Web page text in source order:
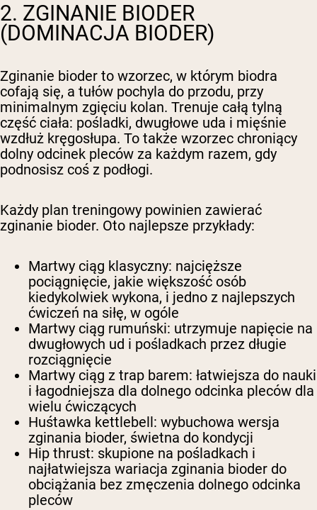
2. ZGINANIE BIODER
(DOMINACJA BIODER)
Zginanie bioder to wzorzec, w którym biodra
cofają się, a tułów pochyla do przodu, przy
minimalnym zgięciu kolan. Trenuje całą tylną
część ciała: pośladki, dwugłowe uda i mięśnie
wzdłuż kręgosłupa. To także wzorzec chroniący
dolny odcinek pleców za każdym razem, gdy
podnosisz coś z podłogi.
Każdy plan treningowy powinien zawierać
zginanie bioder. Oto najlepsze przykłady:
Martwy ciąg klasyczny: najcięższe
pociągnięcie, jakie większość osób
kiedykolwiek wykona, i jedno z najlepszych
ćwiczeń na siłę, w ogóle
Martwy ciąg rumuński: utrzymuje napięcie na
dwugłowych ud i pośladkach przez długie
rozciągnięcie
Martwy ciąg z trap barem: łatwiejsza do nauki
i łagodniejsza dla dolnego odcinka pleców dla
wielu ćwiczących
Huśtawka kettlebell: wybuchowa wersja
zginania bioder, świetna do kondycji
Hip thrust: skupione na pośladkach i
najłatwiejsza wariacja zginania bioder do
obciążania bez zmęczenia dolnego odcinka
pleców